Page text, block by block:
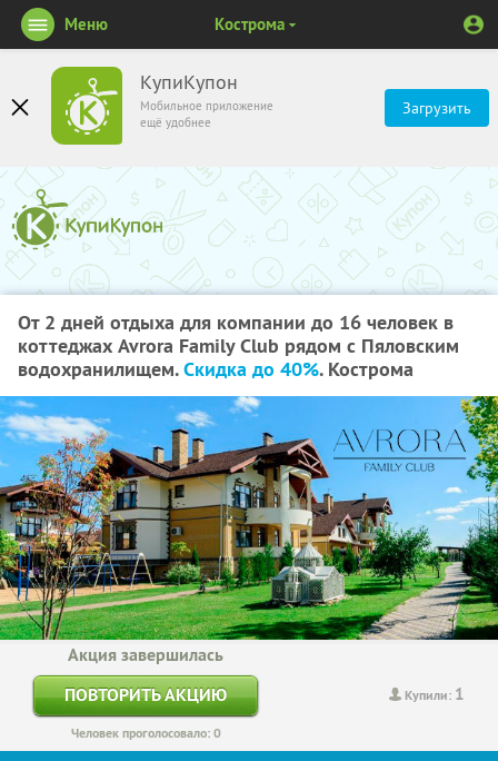
КупиКупон
Мобильное приложение
ещё удобнее
Загрузить
Меню Кострома
От 2 дней отдыха для компании до 16 человек в
коттеджах Avrora Family Club рядом с Пяловским
водохранилищем.Скидка до 40%. Кострома
Купили: 1
Акция завершилась
ПОВТОРИТЬ АКЦИЮ
Человек проголосовало: 0